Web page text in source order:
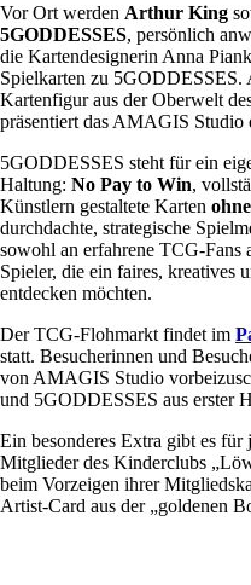
Vor Ort werden Arthur King
5GODDESSES, persönlich
die Kartendesignerin Anna
Spielkarten zu 5GODDESSES.
Kartenfigur aus der Oberwelt
präsentiert das AMAGIS Studio
5GODDESSES steht für ein
Haltung: No Pay to Win,
Künstlern gestaltete Karten
durchdachte, strategische
sowohl an erfahrene TCG-Fans
Spieler, die ein faires, kreatives
entdecken möchten.
Der TCG-Flohmarkt findet im
statt. Besucherinnen und
von AMAGIS Studio
und 5GODDESSES aus erster
Ein besonderes Extra gibt es
Mitglieder des Kinderclubs
beim Vorzeigen ihrer
Artist-Card aus der „goldenen